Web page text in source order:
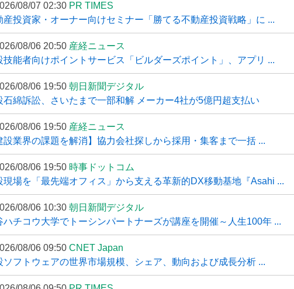
08/07 02:30 PR TIMES
産投資家・オーナー向けセミナー「勝てる不動産投資戦略」に ...
08/06 20:50 産経ニュース
技能者向けポイントサービス「ビルダーズポイント」、アプリ ...
08/06 19:50 朝日新聞デジタル
石綿訴訟、さいたまで一部和解 メーカー4社が5億円超支払い
08/06 19:50 産経ニュース
設業界の課題を解消】協力会社探しから採用・集客まで一括 ...
08/06 19:50 時事ドットコム
現場を「最先端オフィス」から支える革新的DX移動基地『Asahi ...
08/06 10:30 朝日新聞デジタル
ハチコウ大学でトーシンパートナーズが講座を開催～人生100年 ...
08/06 09:50 CNET Japan
ソフトウェアの世界市場規模、シェア、動向および成長分析 ...